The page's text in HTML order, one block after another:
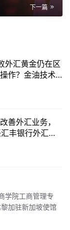
下一篇
外汇黄金仍在区
作？金油技术
善外汇业务，
丰银行外汇销
院工商管理专
加驻新加坡使馆